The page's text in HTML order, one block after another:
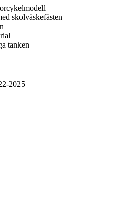
skolväskefästen
tanken
2025